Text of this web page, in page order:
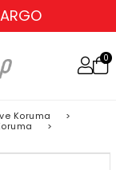
0
Koruma
>
>